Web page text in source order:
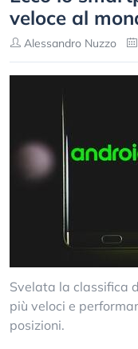
veloce al
Alessandro Nuzzo
Svelata la classifica
più veloci e
posizioni.